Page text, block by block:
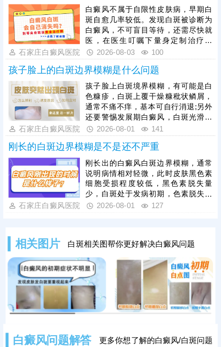
快，安全性高。同时还应加强护理措
施，避免不良因素刺激，防治结合，
二者相辅相成，为白斑复色助力。
白癜风不属于自限性皮肤病，早期白
斑自愈几率较低。发现白斑被诊断为
白癜风，不可盲目等待，还需尽快就
医，在医生叮嘱下量身定制治疗方
案，一人一方，个性化祛白，助力病
情好转。其次，早期白癜风可以照
光，如美国进口308准分子激光，促
进黑色素细胞恢复活性和正常功能，
令表皮黑色素再生，提升祛白速度。
治疗过程中还需加强护理，避免外界
不良因素刺激，稳定自身免疫，防治
结合，全面令病情好转。
石家庄白癜风医院 2026-08-03 100
孩子脸上的白斑边界模糊是什么问题
孩子脸上白斑境界模糊，有可能是白
色糠疹，白斑上覆干燥糠秕状鳞屑，
通常不痛不痒，基本可自行消退;另外
还要警惕发展期白癜风，白斑光滑平
坦，形状各异，白斑边缘模糊可能伴
随向外扩张、面积变大、颜色更白等
情况。发现孩子脸上有白斑，建议先
做检查，分析白斑是什么，了解白斑
病情。诊断清楚再遵医嘱对症用药，
祛白效果更有保障。
石家庄白癜风医院 2026-08-01 141
刚长的白斑边界模糊是不是还不严重
刚长出的白癜风白斑边界模糊，通常
说明病情相对轻微，此时皮肤黑色素
细胞受损程度较低，黑色素脱失量
少，白斑处于发病初期，色素脱失尚
未完全固化，是治疗的黄金阶段。但
响，黑色素细胞损伤会持续加重，白
斑边界会逐渐清晰、色素脱失彻底，
白斑面积也会不断扩大、数量增多，
导致病情持续加重，大幅提升治疗难
度。因此，发现初期模糊白斑需高度
重视，务必尽早到正规
石家庄白癜风医院 2026-08-01 127
相关图片 白斑相关图帮你更好解决白癜风问题
白癜风问题解答 更多你想了解的白癜风/白斑问题